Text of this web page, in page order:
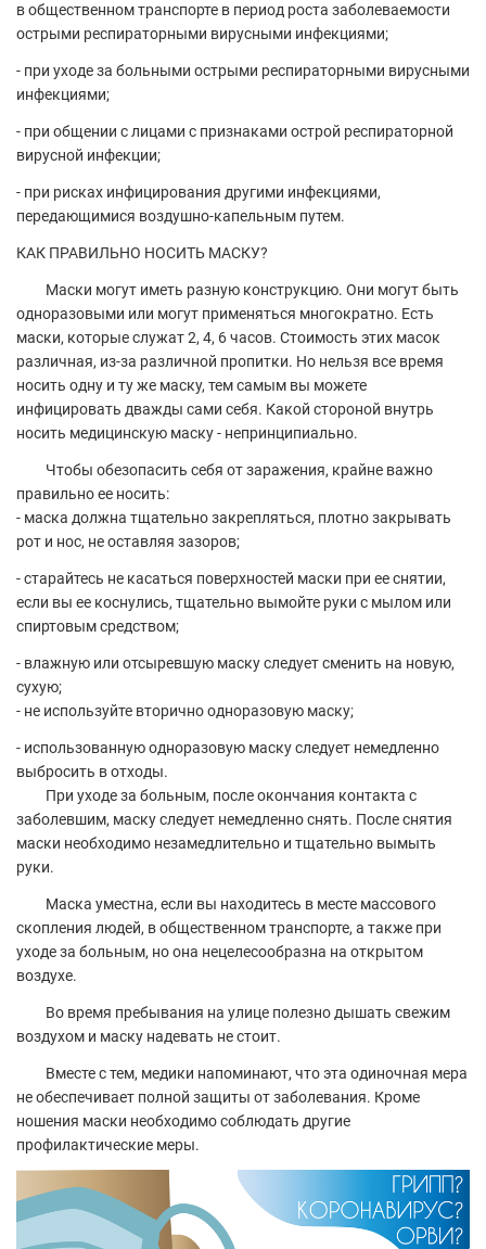
в общественном транспорте в период роста заболеваемости
острыми респираторными вирусными инфекциями;
- при уходе за больными острыми респираторными вирусными
инфекциями;
- при общении с лицами с признаками острой респираторной
вирусной инфекции;
- при рисках инфицирования другими инфекциями,
передающимися воздушно-капельным путем.
КАК ПРАВИЛЬНО НОСИТЬ МАСКУ?
Маски могут иметь разную конструкцию. Они могут быть
одноразовыми или могут применяться многократно. Есть
маски, которые служат 2, 4, 6 часов. Стоимость этих масок
различная, из-за различной пропитки. Но нельзя все время
носить одну и ту же маску, тем самым вы можете
инфицировать дважды сами себя. Какой стороной внутрь
носить медицинскую маску - непринципиально.
Чтобы обезопасить себя от заражения, крайне важно
правильно ее носить:
- маска должна тщательно закрепляться, плотно закрывать
рот и нос, не оставляя зазоров;
- старайтесь не касаться поверхностей маски при ее снятии,
если вы ее коснулись, тщательно вымойте руки с мылом или
спиртовым средством;
- влажную или отсыревшую маску следует сменить на новую,
сухую;
- не используйте вторично одноразовую маску;
- использованную одноразовую маску следует немедленно
выбросить в отходы.
При уходе за больным, после окончания контакта с
заболевшим, маску следует немедленно снять. После снятия
маски необходимо незамедлительно и тщательно вымыть
руки.
Маска уместна, если вы находитесь в месте массового
скопления людей, в общественном транспорте, а также при
уходе за больным, но она нецелесообразна на открытом
воздухе.
Во время пребывания на улице полезно дышать свежим
воздухом и маску надевать не стоит.
Вместе с тем, медики напоминают, что эта одиночная мера
не обеспечивает полной защиты от заболевания. Кроме
ношения маски необходимо соблюдать другие
профилактические меры.